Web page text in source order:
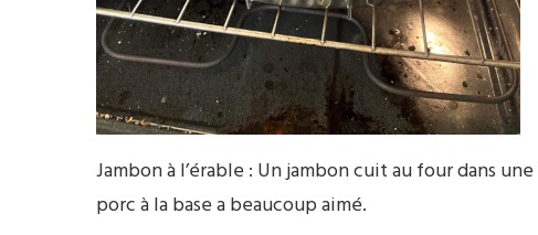
Jambon à l’érable : Un jambon cuit au four dans
porc à la base a beaucoup aimé.